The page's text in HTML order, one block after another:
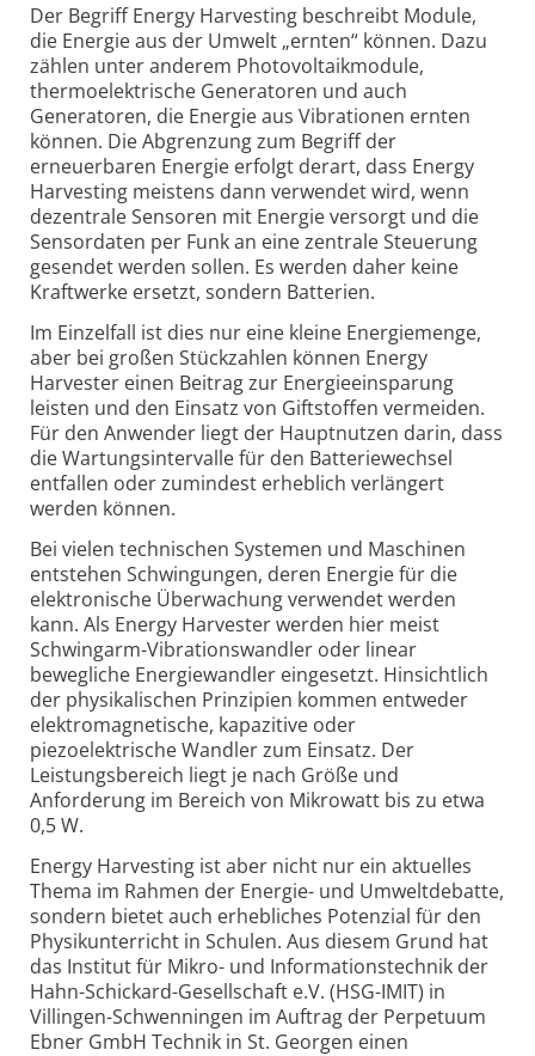
Der Begriff Energy Harvesting beschreibt Module,
die Energie aus der Umwelt „ernten“ können. Dazu
zählen unter anderem Photovoltaikmodule,
thermoelektrische Generatoren und auch
Generatoren, die Energie aus Vibrationen ernten
können. Die Abgrenzung zum Begriff der
erneuerbaren Energie erfolgt derart, dass Energy
Harvesting meistens dann verwendet wird, wenn
dezentrale Sensoren mit Energie versorgt und die
Sensordaten per Funk an eine zentrale Steuerung
gesendet werden sollen. Es werden daher keine
Kraftwerke ersetzt, sondern Batterien.
Im Einzelfall ist dies nur eine kleine Energiemenge,
aber bei großen Stückzahlen können Energy
Harvester einen Beitrag zur Energieeinsparung
leisten und den Einsatz von Giftstoffen vermeiden.
Für den Anwender liegt der Hauptnutzen darin, dass
die Wartungsintervalle für den Batteriewechsel
entfallen oder zumindest erheblich verlängert
werden können.
Bei vielen technischen Systemen und Maschinen
entstehen Schwingungen, deren Energie für die
elektronische Überwachung verwendet werden
kann. Als Energy Harvester werden hier meist
Schwingarm-Vibrationswandler oder linear
bewegliche Energiewandler eingesetzt. Hinsichtlich
der physikalischen Prinzipien kommen entweder
elektromagnetische, kapazitive oder
piezoelektrische Wandler zum Einsatz. Der
Leistungsbereich liegt je nach Größe und
Anforderung im Bereich von Mikrowatt bis zu etwa
0,5 W.
Energy Harvesting ist aber nicht nur ein aktuelles
Thema im Rahmen der Energie- und Umweltdebatte,
sondern bietet auch erhebliches Potenzial für den
Physikunterricht in Schulen. Aus diesem Grund hat
das Institut für Mikro- und Informationstechnik der
Hahn-Schickard-Gesellschaft e.V. (HSG-IMIT) in
Villingen-Schwenningen im Auftrag der Perpetuum
Ebner GmbH Technik in St. Georgen einen